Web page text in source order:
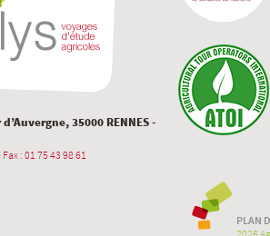
35000 RENNES -
: 01 75 43 98 61
PLAN